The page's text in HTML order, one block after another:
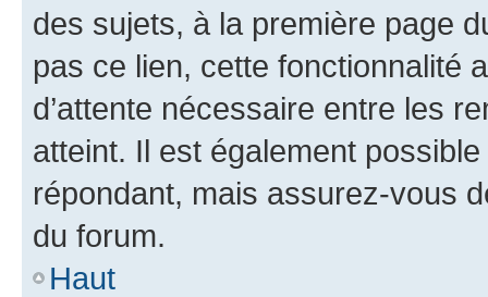
des sujets, à la première page
pas ce lien, cette fonctionnalité
d’attente nécessaire entre les
atteint. Il est également
répondant, mais assurez-vous
du forum.
Haut